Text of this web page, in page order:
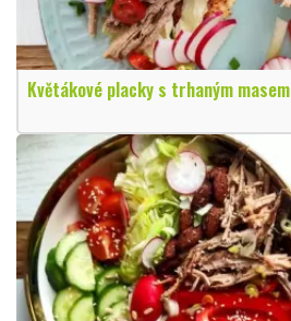
Květákové placky s trhaným masem